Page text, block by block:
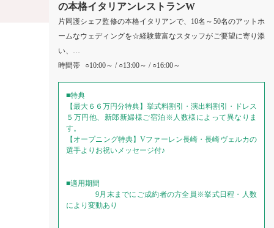
の本格イタリアンレストランW
片岡護シェフ監修の本格イタリアンで、10名～50名のアットホ
ームなウェディングを☆経験豊富なスタッフがご要望に寄り添
い、…
時間帯
○10:00～ / ○13:00～ / ○16:00～
■特典
【最大６６万円分特典】挙式料割引・演出料割引・ドレス
５万円他、新郎新婦様ご宿泊※人数様によって異なりま
す。
【オープニング特典】Vファーレン長崎・長崎ヴェルカの
選手よりお祝いメッセージ付♪
■適用期間
9月末までにご成約者の方全員※挙式日程・人数
により変動あり